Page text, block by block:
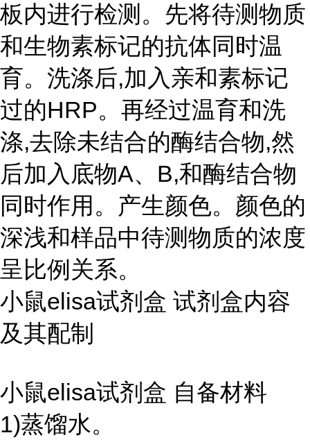
板内进行检测。先将待测物质
和生物素标记的抗体同时温
育。洗涤后,加入亲和素标记
过的HRP。再经过温育和洗
涤,去除未结合的酶结合物,然
后加入底物A、B,和酶结合物
同时作用。产生颜色。颜色的
深浅和样品中待测物质的浓度
呈比例关系。
小鼠elisa试剂盒 试剂盒内容
及其配制
小鼠elisa试剂盒 自备材料
1)蒸馏水。